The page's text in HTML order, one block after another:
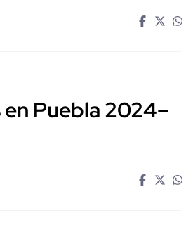
Puebla 2024–